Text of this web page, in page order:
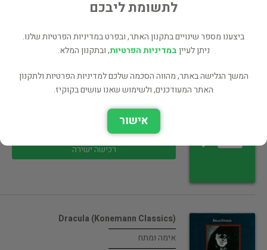
קורות הציפור המכנית
אימה ומתח
רכישה ישירה
(Dracula (Konemann Classics
אימה ומתח
לתשומת ליבכם
ביצענו מספר שינויים בתקנון האתר, ובפרט במדיניות הפרטיות שלנו.
ניתן לעייןבמדיניות הפרטיות, ובתקנון המלא.
המשך הגלישה באתר, מהווה הסכמה שלכם למדיניות הפרטיות ולתקנון
האתר המעודכנים, ולשימוש שאנו עושים בקוקיז.
אישור